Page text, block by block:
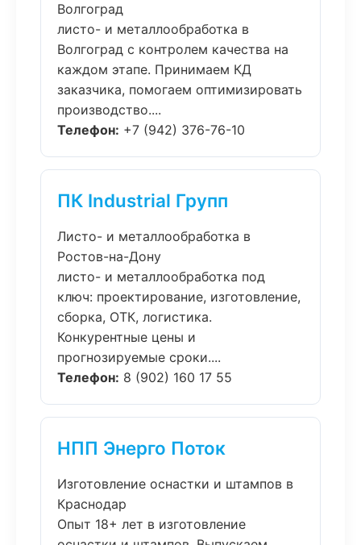
Волгоград
листо- и металлообработка в
Волгоград с контролем качества на
каждом этапе. Принимаем КД
заказчика, помогаем оптимизировать
производство....
Телефон: +7 (942) 376-76-10
ПК Industrial Групп
Листо- и металлообработка в
Ростов-на-Дону
листо- и металлообработка под
ключ: проектирование, изготовление,
сборка, ОТК, логистика.
Конкурентные цены и
прогнозируемые сроки....
Телефон: 8 (902) 160 17 55
НПП Энерго Поток
Изготовление оснастки и штампов в
Краснодар
Опыт 18+ лет в изготовление